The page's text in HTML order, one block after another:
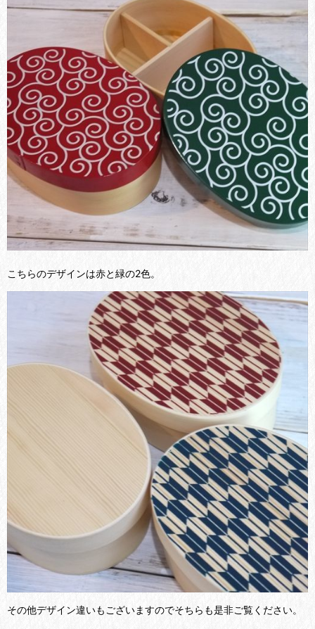
こちらのデザインは赤と緑の2色。
その他デザイン違いもございますのでそちらも是非ご覧ください。